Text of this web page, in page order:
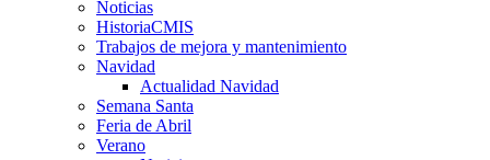
Noticias
HistoriaCMIS
Trabajos de mejora y mantenimiento
Navidad
Actualidad Navidad
Semana Santa
Feria de Abril
Verano